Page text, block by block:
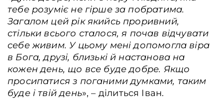
тебе розуміє не гірше за побратима.
Загалом цей рік якийсь проривний,
стільки всього сталося, я почав відчувати
себе живим. У цьому мені допомогла віра
в Бога, друзі, близькі й настанова на
кожен день, що все буде добре. Якщо
просипатися з поганими думками, таким
буде і твій день», – ділиться Іван.